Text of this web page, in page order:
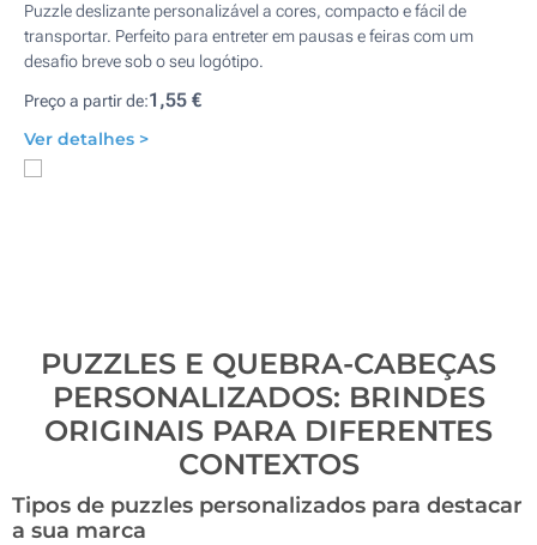
Puzzle deslizante personalizável a cores, compacto e fácil de
transportar. Perfeito para entreter em pausas e feiras com um
desafio breve sob o seu logótipo.
Preço a partir de:1,55 €
Ver detalhes >
PUZZLES E QUEBRA-CABEÇAS
PERSONALIZADOS: BRINDES
ORIGINAIS PARA DIFERENTES
CONTEXTOS
Tipos de puzzles personalizados para destacar
a sua marca